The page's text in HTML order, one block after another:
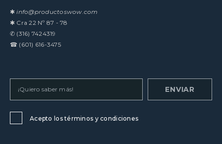
✱info@productoswow.com
✱ Cra 22 Nº 87 - 78
✆ (316) 7424319
☎ (601) 616-3475
ENVIAR
Acepto los términos y condiciones